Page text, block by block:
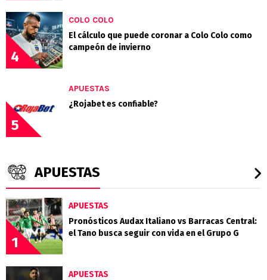
4
COLO COLO
El cálculo que puede coronar a Colo Colo como
campeón de invierno
5
APUESTAS
¿Rojabet es confiable?
APUESTAS
1
APUESTAS
Pronósticos Audax Italiano vs Barracas Central:
el Tano busca seguir con vida en el Grupo G
APUESTAS